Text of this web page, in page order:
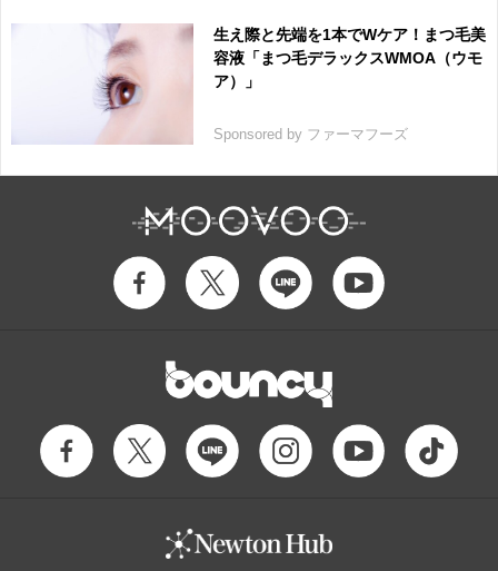
生え際と先端を1本でWケア！まつ毛美
容液「まつ毛デラックスWMOA（ウモ
ア）」
Sponsored by ファーマフーズ